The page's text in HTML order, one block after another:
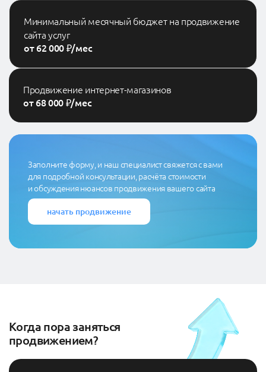
Минимальный месячный бюджет на продвижение
сайта услуг
от 62 000 ₽/мес
Продвижение интернет-магазинов
от 68 000 ₽/мес
Заполните форму, и наш специалист свяжется с вами
для подробной консультации, расчёта стоимости
и обсуждения нюансов продвижения вашего сайта
начать продвижение
Когда пора заняться
продвижением?